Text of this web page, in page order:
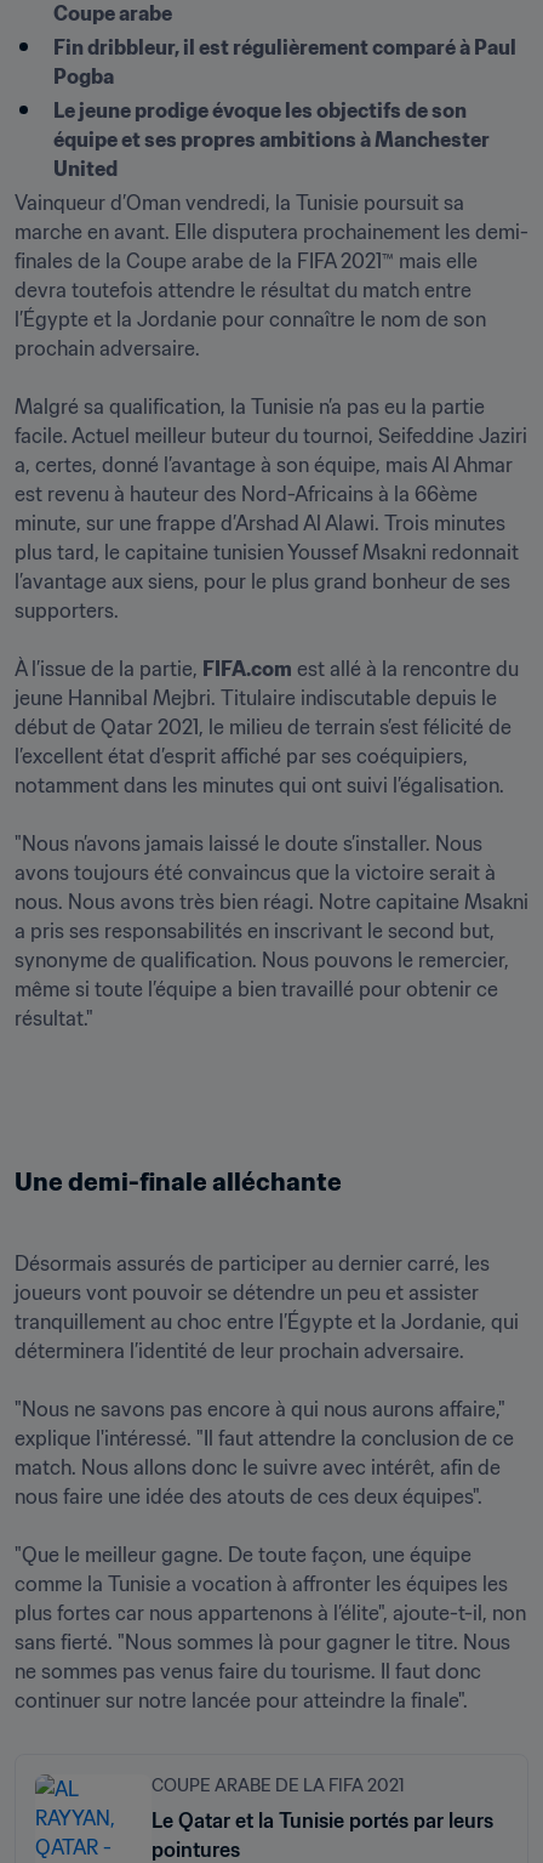
Coupe arabe
Fin dribbleur, il est régulièrement comparé à Paul
Pogba
Le jeune prodige évoque les objectifs de son
équipe et ses propres ambitions à Manchester
United
Vainqueur d’Oman vendredi, la Tunisie poursuit sa
marche en avant. Elle disputera prochainement les demi-
finales de la Coupe arabe de la FIFA 2021™ mais elle
devra toutefois attendre le résultat du match entre
l’Égypte et la Jordanie pour connaître le nom de son
prochain adversaire.
Malgré sa qualification, la Tunisie n’a pas eu la partie
facile. Actuel meilleur buteur du tournoi, Seifeddine Jaziri
a, certes, donné l’avantage à son équipe, mais Al Ahmar
est revenu à hauteur des Nord-Africains à la 66ème
minute, sur une frappe d’Arshad Al Alawi. Trois minutes
plus tard, le capitaine tunisien Youssef Msakni redonnait
l’avantage aux siens, pour le plus grand bonheur de ses
supporters.
À l’issue de la partie, FIFA.com est allé à la rencontre du
jeune Hannibal Mejbri. Titulaire indiscutable depuis le
début de Qatar 2021, le milieu de terrain s’est félicité de
l’excellent état d’esprit affiché par ses coéquipiers,
notamment dans les minutes qui ont suivi l’égalisation.
"Nous n’avons jamais laissé le doute s’installer. Nous
avons toujours été convaincus que la victoire serait à
nous. Nous avons très bien réagi. Notre capitaine Msakni
a pris ses responsabilités en inscrivant le second but,
synonyme de qualification. Nous pouvons le remercier,
même si toute l’équipe a bien travaillé pour obtenir ce
résultat."
Une demi-finale alléchante
Désormais assurés de participer au dernier carré, les
joueurs vont pouvoir se détendre un peu et assister
tranquillement au choc entre l’Égypte et la Jordanie, qui
déterminera l’identité de leur prochain adversaire.
"Nous ne savons pas encore à qui nous aurons affaire,"
explique l'intéressé. "Il faut attendre la conclusion de ce
match. Nous allons donc le suivre avec intérêt, afin de
nous faire une idée des atouts de ces deux équipes".
"Que le meilleur gagne. De toute façon, une équipe
comme la Tunisie a vocation à affronter les équipes les
plus fortes car nous appartenons à l’élite", ajoute-t-il, non
sans fierté. "Nous sommes là pour gagner le titre. Nous
ne sommes pas venus faire du tourisme. Il faut donc
continuer sur notre lancée pour atteindre la finale".
COUPE ARABE DE LA FIFA 2021
Le Qatar et la Tunisie portés par leurs
pointures